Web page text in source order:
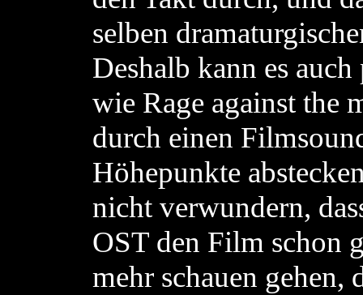
selben
Deshalb kann es
wie Rage against the
durch einen
Höhepunkte
nicht verwundern,
OST den Film schon
mehr schauen gehen,